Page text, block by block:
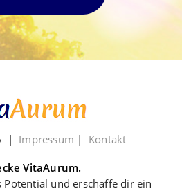
| Impressum | Kontakt
VitaAurum.
Potential und erschaffe dir ein